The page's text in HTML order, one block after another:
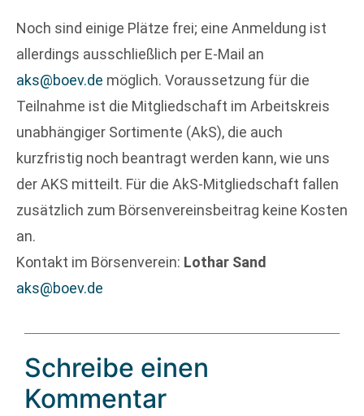
Noch sind einige Plätze frei; eine Anmeldung ist
allerdings ausschließlich per E-Mail an
aks@boev.de möglich. Voraussetzung für die
Teilnahme ist die Mitgliedschaft im Arbeitskreis
unabhängiger Sortimente (AkS), die auch
kurzfristig noch beantragt werden kann, wie uns
der AKS mitteilt. Für die AkS-Mitgliedschaft fallen
zusätzlich zum Börsenvereinsbeitrag keine Kosten
an.
Kontakt im Börsenverein: Lothar Sand
aks@boev.de
Schreibe einen
Kommentar